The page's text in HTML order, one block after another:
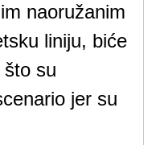
naoružanim
liniju, biće
što su
jer su